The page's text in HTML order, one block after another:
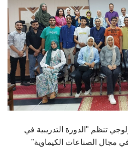
الخريجين
الموظفون
الزائـرون
سجل الان
تنظم "الدورة التدريبية في
مجال الصناعات الكيماوية"